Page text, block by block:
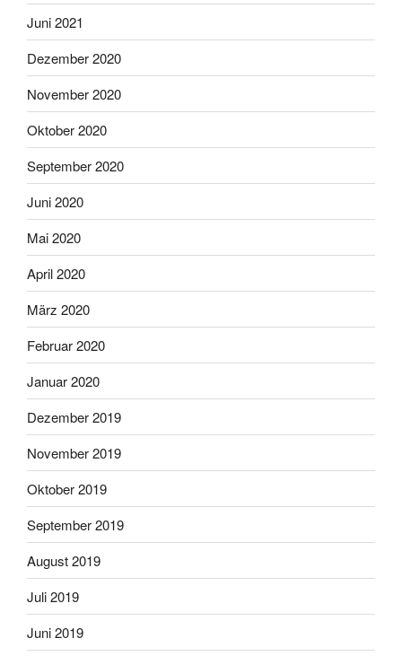
Juni 2021
Dezember 2020
November 2020
Oktober 2020
September 2020
Juni 2020
Mai 2020
April 2020
März 2020
Februar 2020
Januar 2020
Dezember 2019
November 2019
Oktober 2019
September 2019
August 2019
Juli 2019
Juni 2019